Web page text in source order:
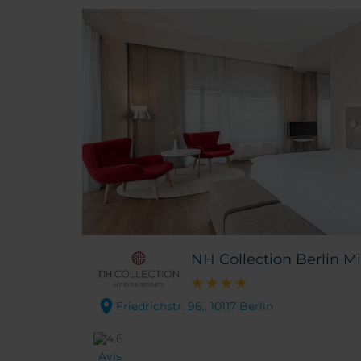
NH Collection Berlin
Friedrichstr. 96,. 10117 Berlin
Avis